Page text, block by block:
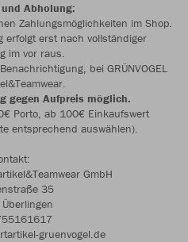
Abholung:
Zahlungsmöglichkeiten im Shop.
erfolgt erst nach vollständiger
im vor raus.
bei GRÜNVOGEL
gegen Aufpreis möglich.
Porto, ab 100€ Einkaufswert
entsprechend auswählen).
GmbH
35
gruenvogel.de